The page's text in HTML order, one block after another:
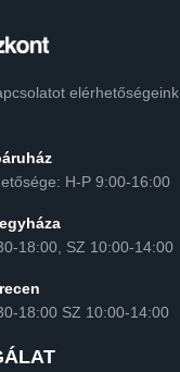
elérhetőségeink
H-P 9:00-16:00
18:00, SZ 10:00-14:00
18:00 SZ 10:00-14:00